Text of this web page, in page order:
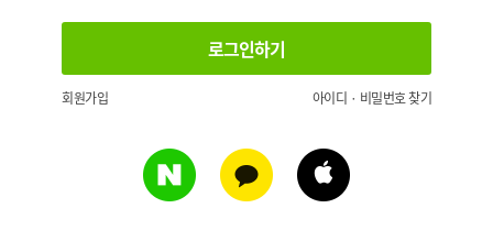
회원가입 아이디 · 비밀번호 찾기